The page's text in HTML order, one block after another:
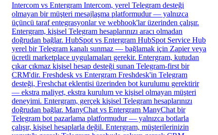
Intercom vs Entergram Intercom, yerel Telegram desteği
olmayan bir müşteri mesajlaşma platformudur — yalnızca
üçüncü taraf entegrasyonlar ve webhook'lar üzerinden çalışır.
Entergram, kişisel Telegram hesaplarınızı aracı olmadan
doğrudan bağlar. HubSpot vs Entergram HubSpot Service Hub
yerel bir Telegram kanalı sunmaz — bağlamak için Zapier veya
ücretli marketplace uygulamaları gerekir. Entergram, kutudan
çıkar çıkmaz kişisel hesap desteği sunan Telegram-first bir
CRM'dir. Freshdesk vs Entergram Freshdesk'in Telegram
desteği, Freshchat eklentisi üzerinden bot kurulumu gerektirir
— ekstra maliyet, ekstra kurulum ve kişisel olmayan müşteri
deneyimi. Entergram, gerçek kişisel Telegram hesaplarınızı
doğrudan bağlar. ManyChat vs Entergram ManyChat bir
Telegram bot pazarlama platformudur — yalnızca botlarla
çalışır, kişisel hesaplarla değil. Entergram, müşterilerinizin